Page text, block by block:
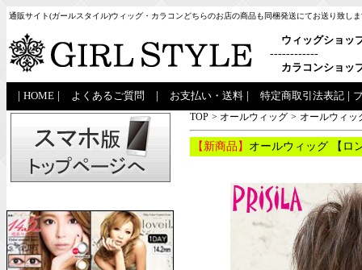
通販サイト(ガールスタイル)ウィッグ・カラコンどちらのお店の商品も同梱発送にてお送り致し
ウィッグショッ
------------
カラコンショッ
HOME よくあるご質問 お支払い・送料 特定商取引法表記
TOP > オールウィッグ > オールウィッ
【新商品】 オールウィッグ 【ロ